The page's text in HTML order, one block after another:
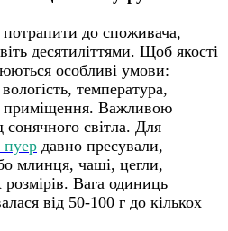
до споживача,
десятиліттями. Щоб якості
особливі умови:
температура,
приміщення. Важливою
світла. Для
пуер давно пресували,
млинця, чаші, цегли,
розмірів. Вага одиниць
від 50-100 г до кількох